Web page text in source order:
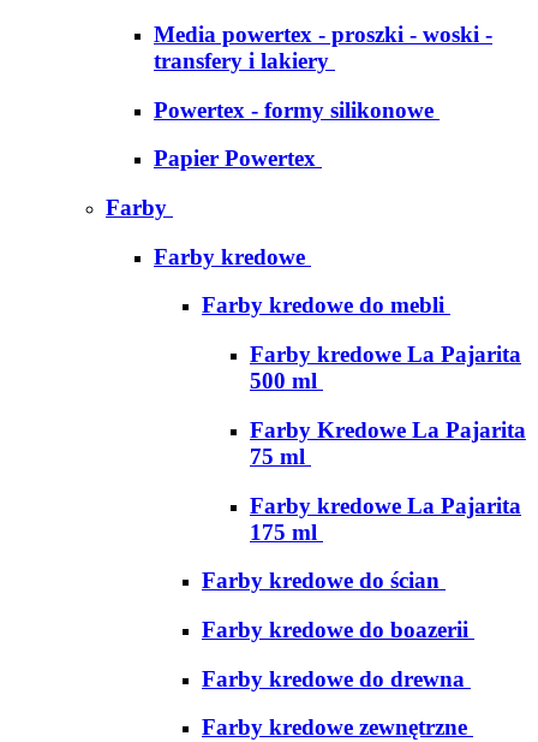
Media powertex - proszki - woski -
transfery i lakiery
Powertex - formy silikonowe
Papier Powertex
Farby
Farby kredowe
Farby kredowe do mebli
Farby kredowe La Pajarita
500 ml
Farby Kredowe La Pajarita
75 ml
Farby kredowe La Pajarita
175 ml
Farby kredowe do ścian
Farby kredowe do boazerii
Farby kredowe do drewna
Farby kredowe zewnętrzne